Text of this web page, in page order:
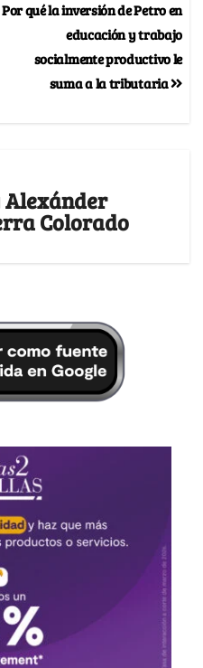
Por qué la inversión de Petro en
educación y trabajo
socialmente productivo le
suma a la tributaria
Colorado